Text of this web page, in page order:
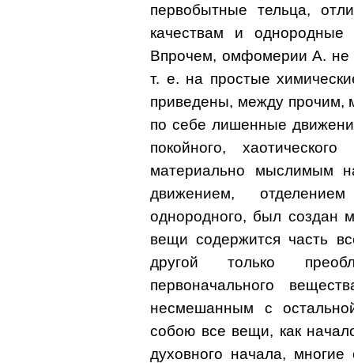
первобытные тельца,
качествам и
Впрочем, омфомерии А.
т. е. на простые
приведены, между прочим,
по себе лишенные
покойного,
материально мыслимым
движением,
однородного, был создан
вещи содержится часть
другой только
первоначального
несмешанным с
собою все вещи, как
духовного начала,